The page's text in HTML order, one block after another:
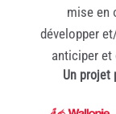
mise en
développer
anticiper et
Un projet